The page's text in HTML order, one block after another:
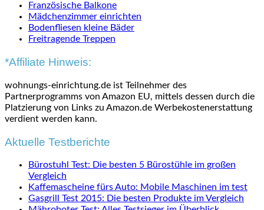
Französische Balkone
Mädchenzimmer einrichten
Bodenfliesen kleine Bäder
Freitragende Treppen
*Affiliate Hinweis:
wohnungs-einrichtung.de ist Teilnehmer des
Partnerprogramms von Amazon EU, mittels dessen durch die
Platzierung von Links zu Amazon.de Werbekostenerstattung
verdient werden kann.
Aktuelle Testberichte
Bürostuhl Test: Die besten 5 Bürostühle im großen
Vergleich
Kaffemascheine fürs Auto: Mobile Maschinen im test
Gasgrill Test 2015: Die besten Produkte im Vergleich